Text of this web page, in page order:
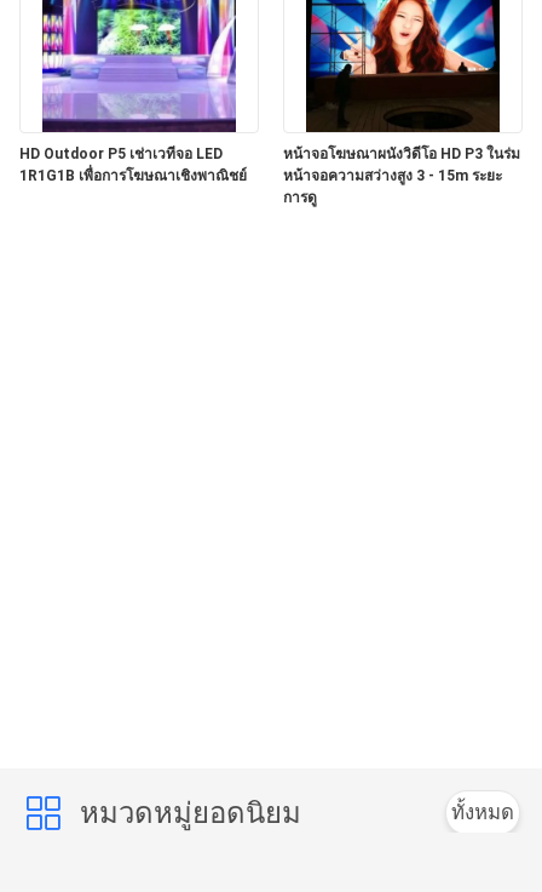
ความ
เป็น
ส่วน
HD Outdoor P5 เช่าเวทีจอ LED
1R1G1B เพื่อการโฆษณาเชิงพาณิชย์
หน้าจอโฆษณาผนังวิดีโอ HD P3 ในร่ม
หน้าจอความสว่างสูง 3 - 15m ระยะ
การดู
หมวดหมู่ยอดนิยม ทั้งหมด